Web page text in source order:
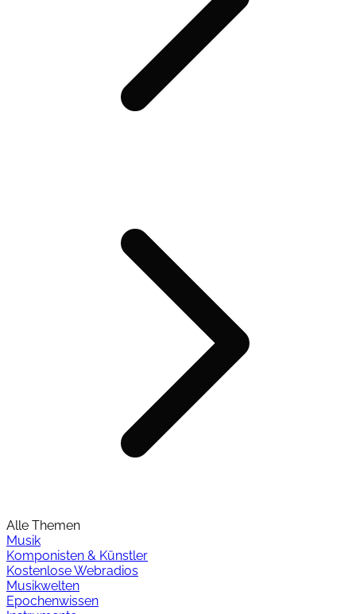
Alle Themen
Musik
Komponisten & Künstler
Kostenlose Webradios
Musikwelten
Epochenwissen